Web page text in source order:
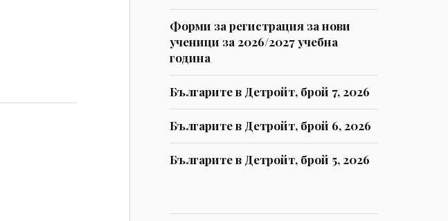
Форми за регистрaция за нови
ученици за 2026/2027 учебна
година
Българите в Детройт, брой 7, 2026
Българите в Детройт, брой 6, 2026
Българите в Детройт, брой 5, 2026